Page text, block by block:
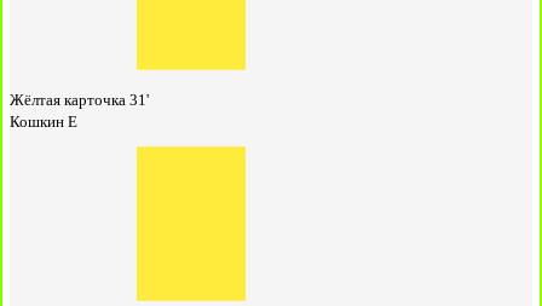
Жёлтая карточка 31'
Кошкин Е